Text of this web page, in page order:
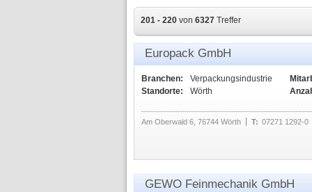
201 - 220 von 6327 Treffer
Europack GmbH
Branchen:
Verpackungsindustrie
Standorte:
Wörth
Am Oberwald 6, 76744 Wörth T: 07271 1292-0
GEWO Feinmechanik GmbH